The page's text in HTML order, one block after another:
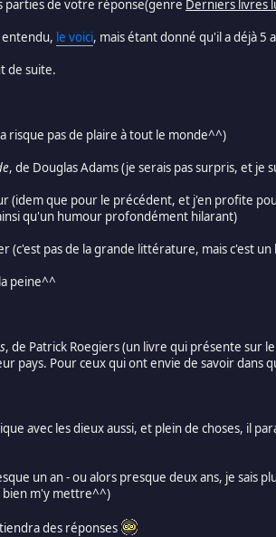
parties de votre réponse(genre Derniers livres
entendu, le voici, mais étant donné qu'il a déjà 5
de suite.
risque pas de plaire à tout le monde^^)
, de Douglas Adams (je serais pas surpris, et
(idem que pour le précédent, et j'en profite
qu'un humour profondément hilarant)
(c'est pas de la grande littérature, mais c'est
peine^^
, de Patrick Roegiers (un livre qui présente sur
pays. Pour ceux qui ont envie de savoir
avec les dieux aussi, et plein de choses, il
un an - ou alors presque deux ans, je sais
bien m'y mettre^^)
des réponses